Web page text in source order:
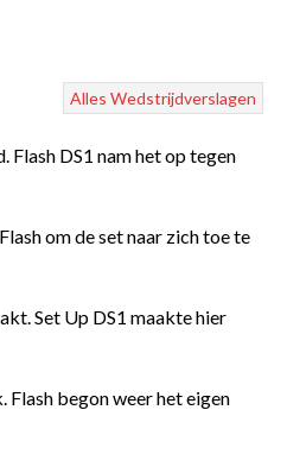
Alles Wedstrijdverslagen
DS1 nam het op tegen
om de set naar zich toe te
Set Up DS1 maakte hier
Flash begon weer het eigen